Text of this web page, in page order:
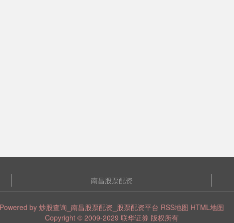
南昌股票配资
Powered by 炒股查询_南昌股票配资_股票配资平台 RSS地图 HTML地图
Copyright © 2009-2029 联华证券 版权所有